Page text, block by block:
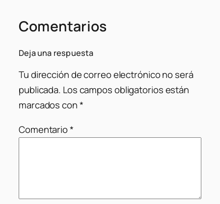
Comentarios
Deja una respuesta
Tu dirección de correo electrónico no será
publicada. Los campos obligatorios están
marcados con*
Comentario*